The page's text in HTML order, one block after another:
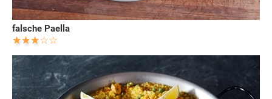
falsche Paella